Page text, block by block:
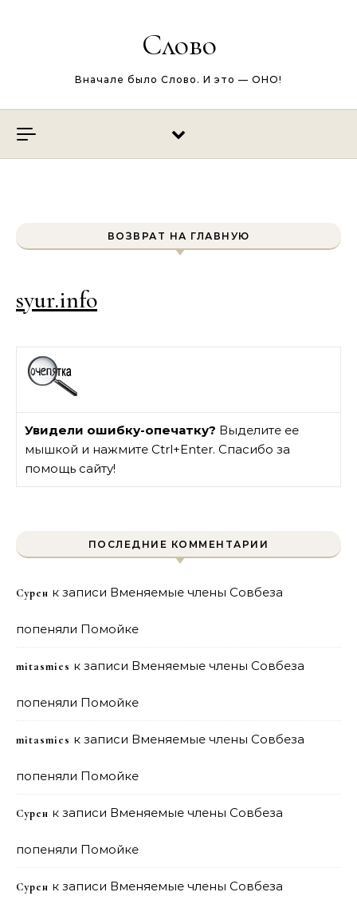
Слово
Вначале было Слово. И это — ОНО!
ВОЗВРАТ НА ГЛАВНУЮ
syur.info
Увидели ошибку-опечатку? Выделите ее
мышкой и нажмите Ctrl+Enter. Спасибо за
помощь сайту!
ПОСЛЕДНИЕ КОММЕНТАРИИ
Сурен к записи Вменяемые члены Совбеза
попеняли Помойке
mitasmies к записи Вменяемые члены Совбеза
попеняли Помойке
mitasmies к записи Вменяемые члены Совбеза
попеняли Помойке
Сурен к записи Вменяемые члены Совбеза
попеняли Помойке
Сурен к записи Вменяемые члены Совбеза